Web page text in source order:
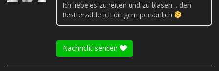
Ich liebe es zu reiten und zu blasen… den
Rest erzähle ich dir gern persönlich
Nachricht senden